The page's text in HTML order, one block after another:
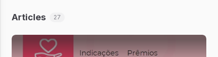
Articles 27